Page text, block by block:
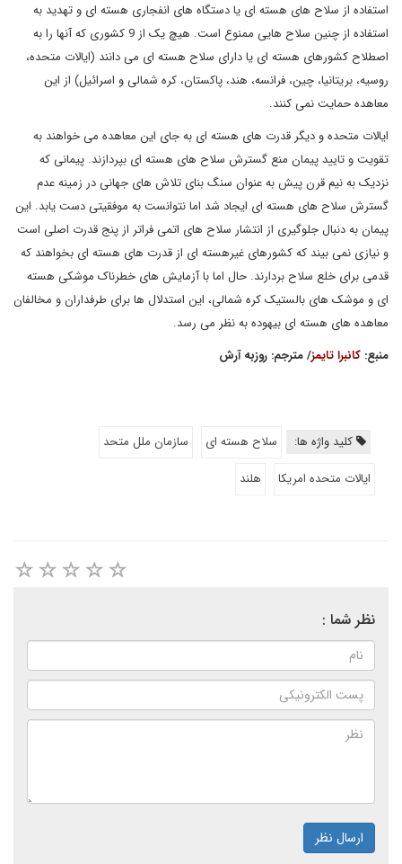
استفاده از سلاح های هسته ای یا دستگاه های انفجاری هسته ای و تهدید به
استفاده از چنین سلاح هایی ممنوع است. هیچ یک از 9 کشوری که آنها را به
اصطلاح کشورهای هسته ای یا دارای سلاح هسته ای می دانند (ایالات متحده،
روسیه، بریتانیا، چین، فرانسه، هند، پاکستان، کره شمالی و اسرائیل) از این
معاهده حمایت نمی کنند.
ایالات متحده و دیگر قدرت های هسته ای به جای این معاهده می خواهند به
تقویت و تایید پیمان منع گسترش سلاح های هسته ای بپردازند. پیمانی که
نزدیک به نیم قرن پیش به عنوان سنگ بنای تلاش های جهانی در زمینه عدم
گسترش سلاح های هسته ای ایجاد شد اما نتوانست به موفقیتی دست یابد. این
پیمان به دنبال جلوگیری از انتشار سلاح های اتمی فراتر از پنج قدرت اصلی است
و نیازی نمی بیند که کشورهای غیرهسته ای از قدرت های هسته ای بخواهند که
قدمی برای خلع سلاح بردارند. حال اما با آزمایش های خطرناک موشکی هسته
ای و موشک های بالستیک کره شمالی، این استدلال ها برای طرفداران و مخالفان
معاهده های هسته ای بیهوده به نظر می رسد.
منبع: کانبرا تایمز/ مترجم: روزبه آرش
کلید واژه ها: سلاح هسته ای
سازمان ملل متحد
ایالات متحده امریکا
هلند
نظر شما :
ارسال نظر